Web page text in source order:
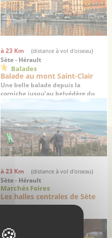
à 23 Km (distance à vol d'oiseau)
Sète - Hérault
Balades
Balade au mont Saint-Clair
Une belle balade depuis la
corniche jusqu’au belvédère du
à 23 Km (distance à vol d'oiseau)
Sète - Hérault
Marchés Foires
Les halles centrales de Sète